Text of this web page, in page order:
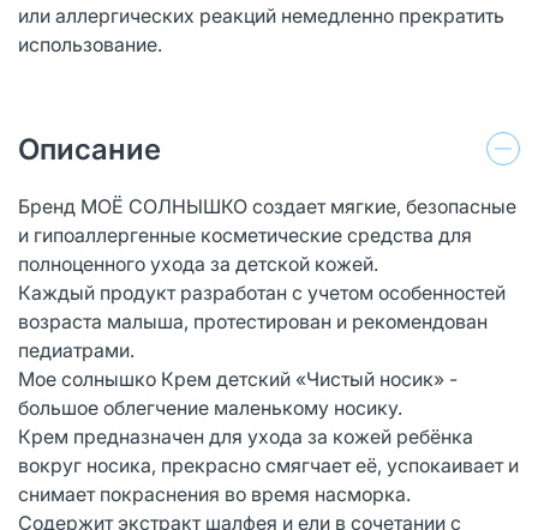
или аллергических реакций немедленно прекратить
использование.
Описание
Бренд МОЁ СОЛНЫШКО создает мягкие, безопасные
и гипоаллергенные косметические средства для
полноценного ухода за детской кожей.
Каждый продукт разработан с учетом особенностей
возраста малыша, протестирован и рекомендован
педиатрами.
Мое солнышко Крем детский «Чистый носик» -
большое облегчение маленькому носику.
Крем предназначен для ухода за кожей ребёнка
вокруг носика, прекрасно смягчает её, успокаивает и
снимает покраснения во время насморка.
Содержит экстракт шалфея и ели в сочетании с